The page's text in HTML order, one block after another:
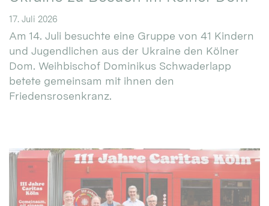
17. Juli 2026
Am 14. Juli besuchte eine Gruppe von 41 Kindern
und Jugendlichen aus der Ukraine den Kölner
Dom. Weihbischof Dominikus Schwaderlapp
betete gemeinsam mit ihnen den
Friedensrosenkranz.